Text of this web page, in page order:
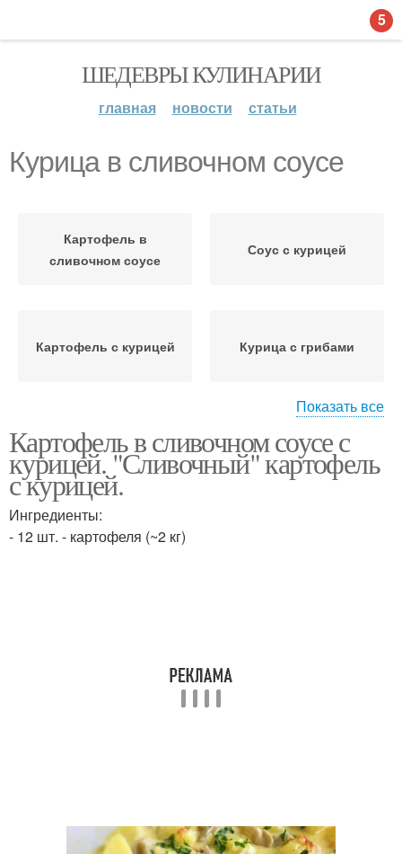
ШЕДЕВРЫ КУЛИНАРИИ
главная новости статьи
Курица в сливочном соусе
Картофель в
сливочном соусе
Соус с курицей
Картофель с курицей Курица с грибами
Картошка с курицей
соусе
Приготовление картошки
соусе
Курица со шпинатом
Показать все
Картофель в сливочном соусе с
курицей. "Сливочный" картофель
с курицей.
Ингредиенты:
- 12 шт. - картофеля (~2 кг)
5